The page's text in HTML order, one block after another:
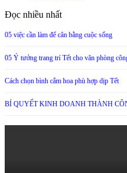
Đọc nhiều nhất
05 việc cần làm để cân bằng cuộc sống
05 Ý tưởng trang trí Tết cho văn phòng
Cách chọn bình cắm hoa phù hợp dịp Tết
BÍ QUYẾT KINH DOANH THÀNH